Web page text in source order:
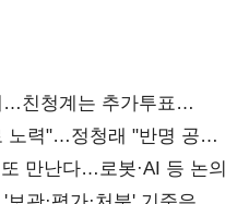
…친청계는 추가투표
노력"…정청래 "반명 공세
만난다…로봇·AI 등 논의